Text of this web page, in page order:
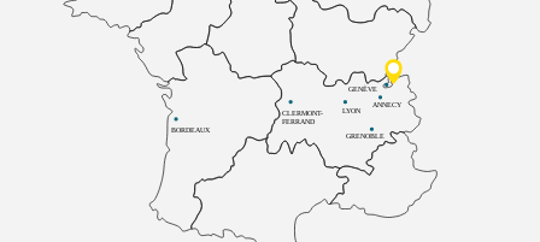
BORDEAUX
CLERMONT-
FERRAND
LYON
ANNECY
GRENOBLE
GENÈVE